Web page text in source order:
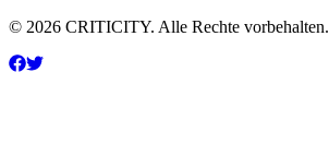
© 2026 CRITICITY. Alle Rechte vorbehalten.